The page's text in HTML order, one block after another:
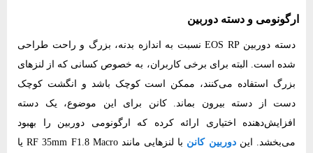
ارگونومی و دسته دوربین
دسته دوربین EOS RP نسبت به اندازه بدنه، بزرگ و راحت طراحی
شده است. البته برای برخی کاربران، به‌ خصوص کسانی که از لنزهای
بزرگ استفاده می‌کنند، ممکن است کوچک باشد و انگشت کوچک
دست از دسته بیرون بماند. کانن برای این موضوع، یک دسته
افزایش‌دهنده اختیاری ارائه کرده که ارگونومی دوربین را بهبود
می‌بخشد. ایندوربین کانن
با لنزهایی مانند RF 35mm F1.8 Macro یا